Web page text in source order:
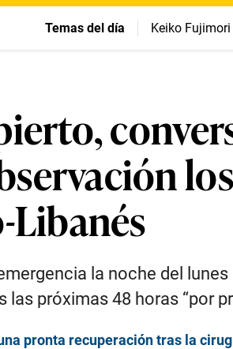
Temas del día Keiko Fujimori
la noche del
próximas 48 horas “por
pronta recuperación tras la